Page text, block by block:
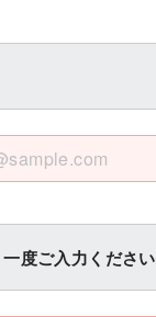
度ご入力ください